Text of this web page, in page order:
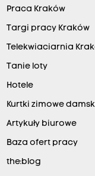
Praca Kraków
Targi pracy Kraków
Telekwiaciarnia
Tanie loty
Hotele
Kurtki zimowe
Artykuły biurowe
Baza ofert pracy
the:blog